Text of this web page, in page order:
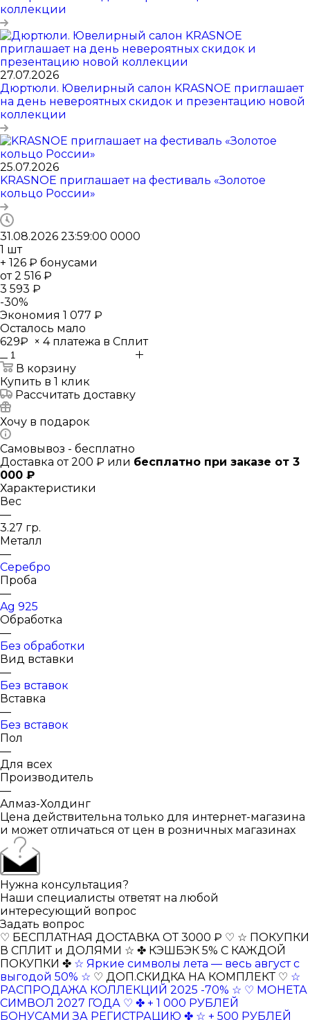
коллекции
27.07.2026
Дюртюли. Ювелирный салон KRASNOE приглашает
на день невероятных скидок и презентацию новой
коллекции
25.07.2026
KRASNOE приглашает на фестиваль «Золотое
кольцо России»
31.08.2026 23:59:00 0000
1 шт
+ 126 ₽ бонусами
от2 516 ₽
3 593 ₽
-30%
Экономия 1 077 ₽
Осталось мало
629₽ × 4 платежа в Сплит
В корзину
Купить в 1 клик
Рассчитать доставку
Хочу в подарок
Самовывоз - бесплатно
Доставка от 200 ₽ или бесплатно при заказе от 3
000 ₽
Характеристики
Вес
—
3.27 гр.
Металл
—
Серебро
Проба
—
Ag 925
Обработка
—
Без обработки
Вид вставки
—
Без вставок
Вставка
—
Без вставок
Пол
—
Для всех
Производитель
—
Алмаз-Холдинг
Цена действительна только для интернет-магазина
и может отличаться от цен в розничных магазинах
Нужна консультация?
Наши специалисты ответят на любой
интересующий вопрос
Задать вопрос
♡ БЕСПЛАТНАЯ ДОСТАВКА ОТ 3000 ₽ ♡ ☆ ПОКУПКИ
В СПЛИТ и ДОЛЯМИ ☆ ✤ КЭШБЭК 5% С КАЖДОЙ
ПОКУПКИ ✤ ☆ Яркие символы лета — весь август с
выгодой 50% ☆ ♡ ДОП.СКИДКА НА КОМПЛЕКТ ♡ ☆
РАСПРОДАЖА КОЛЛЕКЦИЙ 2025 -70% ☆ ♡ МОНЕТА
СИМВОЛ 2027 ГОДА ♡ ✤ + 1 000 РУБЛЕЙ
БОНУСАМИ ЗА РЕГИСТРАЦИЮ ✤ ☆ + 500 РУБЛЕЙ